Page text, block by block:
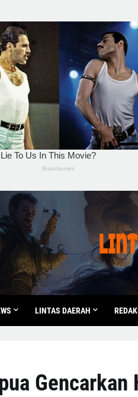
LINTAS DAERAH
Gencarkan